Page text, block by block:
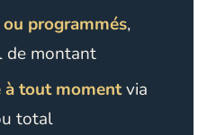
programmés,
de montant
à tout momentvia
total